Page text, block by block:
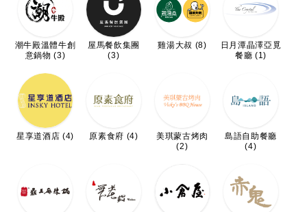
潮牛殿溫體牛創
意鍋物 (3)
屋馬餐飲集團
(3)
雞湯大叔 (8)
日月潭晶澤亞覓
餐廳 (1)
星享道酒店 (4) 原素食府 (4)
美琪蒙古烤肉
(2)
島語自助餐廳
(4)